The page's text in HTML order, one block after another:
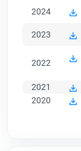
2024
2023
2022
2021
2020